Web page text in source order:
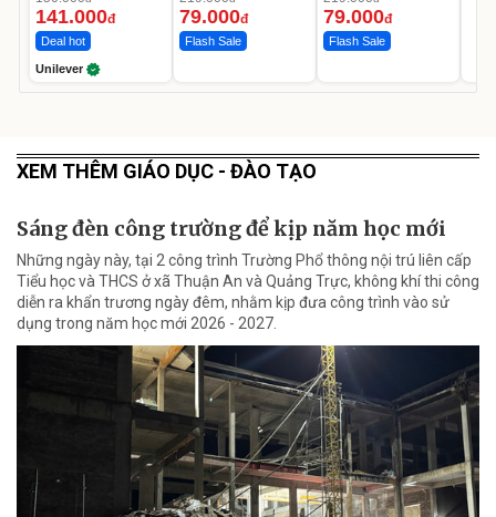
Ngày
141.000đ
Deal hot
Unilever
79.000đ
Flash Sale
79.000đ
Flash Sale
XEM THÊM GIÁO DỤC - ĐÀO TẠO
Sáng đèn công trường để kịp năm học mới
Những ngày này, tại 2 công trình Trường Phổ thông nội trú liên cấp
Tiểu học và THCS ở xã Thuận An và Quảng Trực, không khí thi công
diễn ra khẩn trương ngày đêm, nhằm kịp đưa công trình vào sử
dụng trong năm học mới 2026 - 2027.